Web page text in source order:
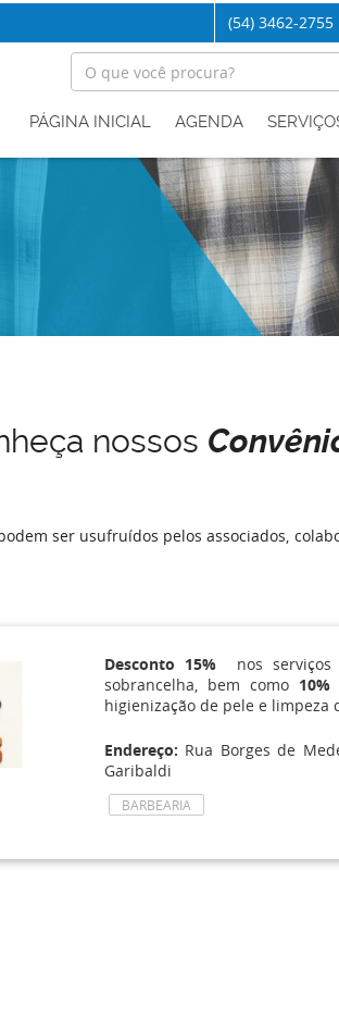
(54) 3462-2755
PÁGINA INICIAL AGENDA
nossos
ser usufruídos pelos associados,
Desconto 15% nos
sobrancelha, bem como
higienização de pele e limpeza
Endereço: Rua Borges de
Garibaldi
BARBEARIA